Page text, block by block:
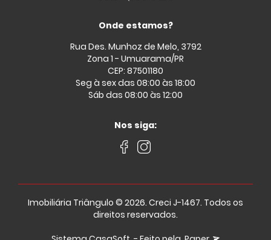
Onde estamos?
Rua Des. Munhoz de Melo, 3792
Zona 1 - Umuarama/PR
CEP: 87501180
Seg à sex das 08:00 às 18:00
Sáb das 08:00 às 12:00
Nos siga:
Imobiliária Triângulo © 2026. Creci J-1467. Todos os
direitos reservados.